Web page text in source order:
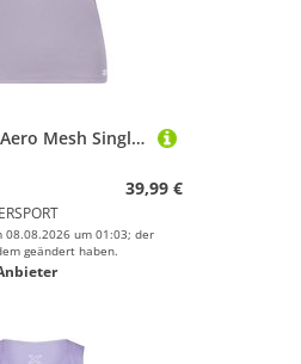
2XU Laufshirt Aero Mesh Singlet
39,99 €
um 01:03; der
geändert haben.